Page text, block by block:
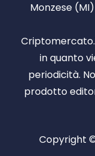
Monzese
in quanto
periodicità.
prodotto
Copyright